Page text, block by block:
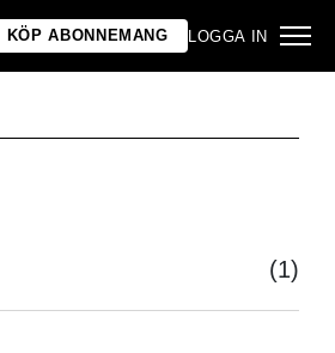
KÖP ABONNEMANG LOGGA IN
(1)